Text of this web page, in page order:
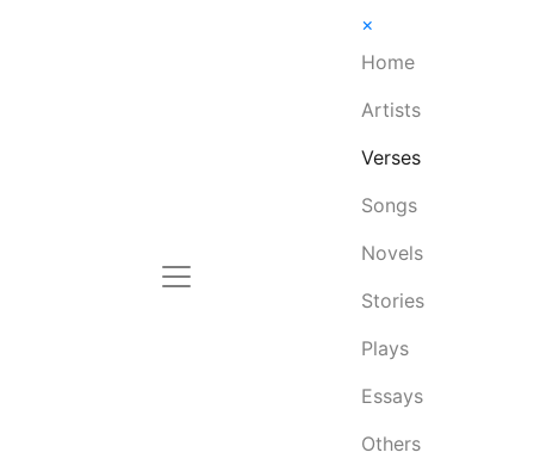
×
Home
Artists
Verses
Songs
Novels
Stories
Plays
Essays
Others